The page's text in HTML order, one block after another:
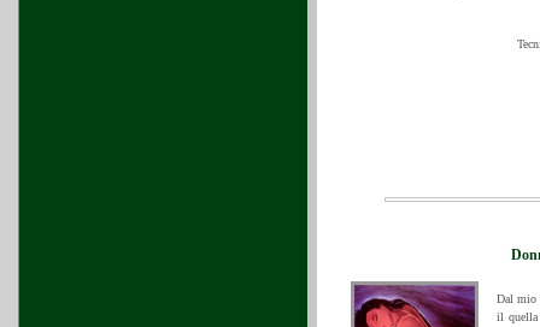
Dal mio
il quella